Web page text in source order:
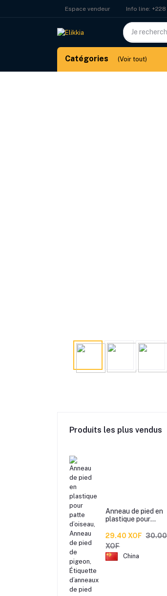
Espace vendeur Info line:
Catégories (Voir tout)
Produits les plus vendus
Anneau de pied en
plastique pour
Anneau de pied de
pigeon, Étiquette
d’anneaux de pied
pour oiseaux
29.40 XOF 30.00
XOF
China